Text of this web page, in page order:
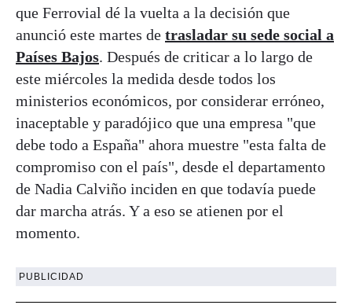
que Ferrovial dé la vuelta a la decisión que
anunció este martes de trasladar su sede social a
Países Bajos. Después de criticar a lo largo de
este miércoles la medida desde todos los
ministerios económicos, por considerar erróneo,
inaceptable y paradójico que una empresa "que
debe todo a España" ahora muestre "esta falta de
compromiso con el país", desde el departamento
de Nadia Calviño inciden en que todavía puede
dar marcha atrás. Y a eso se atienen por el
momento.
PUBLICIDAD